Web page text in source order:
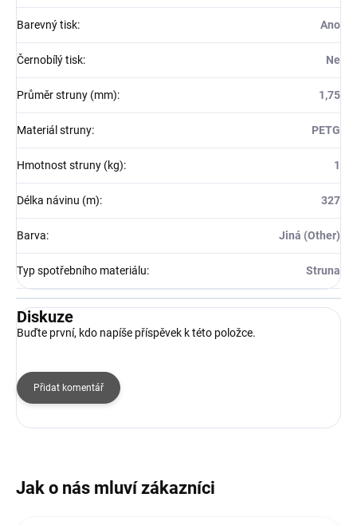
Barevný tisk: Ano
Černobílý tisk: Ne
Průměr struny (mm): 1,75
Materiál struny: PETG
Hmotnost struny (kg): 1
Délka návinu (m): 327
Barva: Jiná (Other)
Typ spotřebního materiálu: Struna
Diskuze
Buďte první, kdo napíše příspěvek k této položce.
Přidat komentář